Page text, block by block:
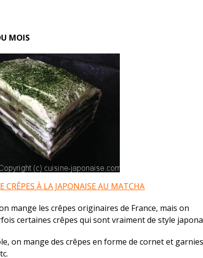
MOIS
CRÊPES À LA JAPONAISE AU MATCHA
mange les crêpes originaires de France, mais on
certaines crêpes qui sont vraiment de style
on mange des crêpes en forme de cornet et